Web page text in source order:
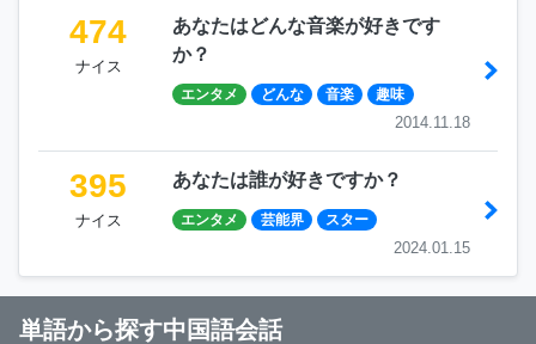
474
ナイス
あなたはどんな音楽が好きです
か？
エンタメ どんな 音楽 趣味
2014.11.18
395
ナイス
あなたは誰が好きですか？
エンタメ 芸能界 スター
2024.01.15
単語から探す中国語会話